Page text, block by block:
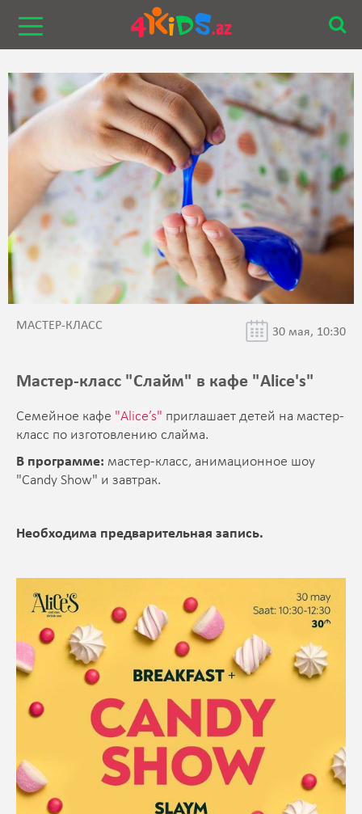
МАСТЕР-КЛАСС 30 мая, 10:30
Мастер-класс "Слайм" в кафе "Alice's"
Семейное кафе "Alice’s" приглашает детей на мастер-
класс по изготовлению слайма.
В программе: мастер-класс, анимационное шоу
"Candy Show" и завтрак.
Необходима предварительная запись.